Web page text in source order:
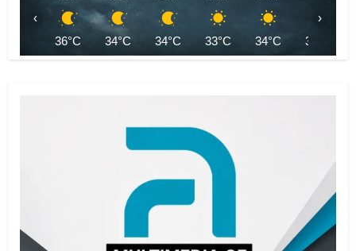
36°C 34°C 34°C 33°C 34°C 35°C
‹ ›